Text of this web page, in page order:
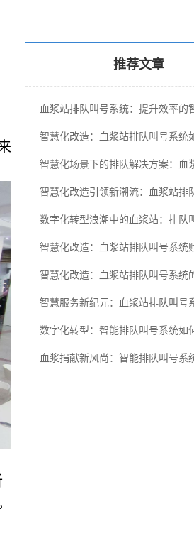
推荐文章
血浆站排队叫号系统：提升效率
智慧化改造：血浆站排队叫号系统
智慧化场景下的排队解决方案：血
智慧化改造引领新潮流：血浆站排
数字化转型浪潮中的血浆站：排队
智慧化改造：血浆站排队叫号系统
智慧化改造：血浆站排队叫号系统
智慧服务新纪元：血浆站排队叫号
数字化转型：智能排队叫号系统如
血浆捐献新风尚：智能排队叫号